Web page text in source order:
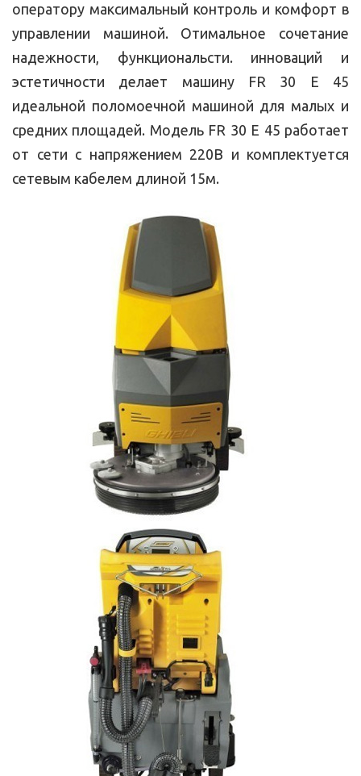
оператору максимальный контроль и комфорт в
управлении машиной. Отимальное сочетание
надежности, функциональсти. инноваций и
эстетичности делает машину FR 30 E 45
идеальной поломоечной машиной для малых и
средних площадей. Модель FR 30 E 45 работает
от сети с напряжением 220В и комплектуется
сетевым кабелем длиной 15м.